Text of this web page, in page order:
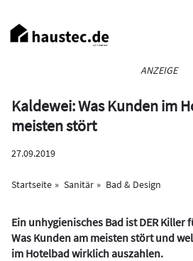
zum
Inhalt
ANZEIGE
Kaldewei: Was Kunden im
meisten stört
27.09.2019
Startseite Sanitär Bad & Design
Ein unhygienisches Bad ist DER
Was Kunden am meisten stört und
im Hotelbad wirklich auszahlen.